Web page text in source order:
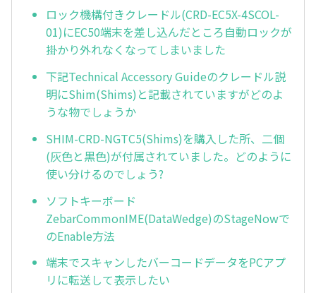
ロック機構付きクレードル(CRD-EC5X-4SCOL-
01)にEC50端末を差し込んだところ自動ロックが
掛かり外れなくなってしまいました
下記Technical Accessory Guideのクレードル説
明にShim(Shims)と記載されていますがどのよ
うな物でしょうか
SHIM-CRD-NGTC5(Shims)を購入した所、二個
(灰色と黒色)が付属されていました。どのように
使い分けるのでしょう?
ソフトキーボード
ZebarCommonIME(DataWedge)のStageNowで
のEnable方法
端末でスキャンしたバーコードデータをPCアプ
リに転送して表示したい